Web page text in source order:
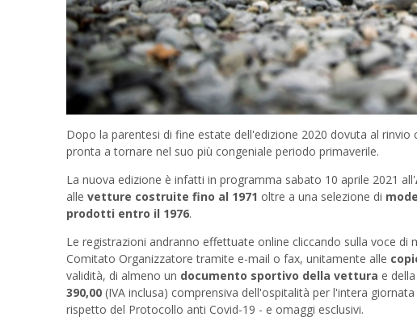
Dopo la parentesi di fine estate dell'edizione 2020 dovuta al
pronta a tornare nel suo più congeniale periodo primaverile.
La nuova edizione è infatti in programma sabato 10 aprile 2021 all'
alle vetture costruite fino al 1971 oltre a una selezione di
prodotti entro il 1976.
Le registrazioni andranno effettuate online cliccando sulla voce di
Comitato Organizzatore tramite e-mail o fax, unitamente alle
validità, di almeno un documento sportivo della vettura e della
390,00 (IVA inclusa) comprensiva dell'ospitalità per l'intera
rispetto del Protocollo anti Covid-19 - e omaggi esclusivi.